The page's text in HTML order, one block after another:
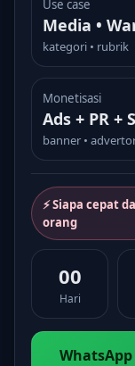
Use case
Media •
kategori • rubrik
Monetisasi
Ads + PR +
banner •
⚡ Siapa cepat
orang
00
Hari